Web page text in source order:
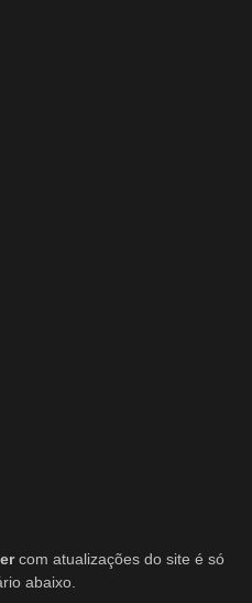
com atualizações do site é só
abaixo.